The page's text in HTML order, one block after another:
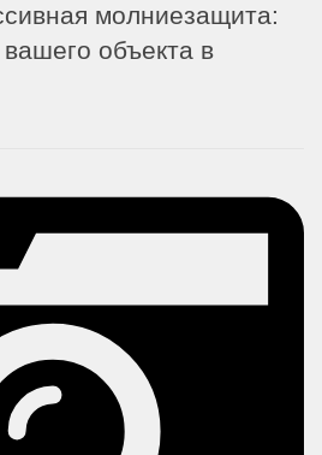
молниезащита:
объекта в